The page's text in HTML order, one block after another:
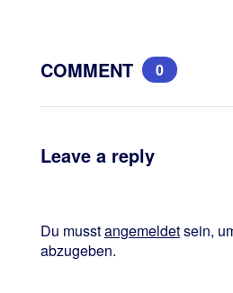
COMMENT 0
Leave a reply
Du musstangemeldetsein,
abzugeben.